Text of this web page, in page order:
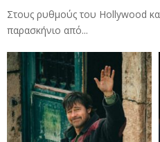
Στους ρυθμούς του Hollywood
παρασκήνιο από...